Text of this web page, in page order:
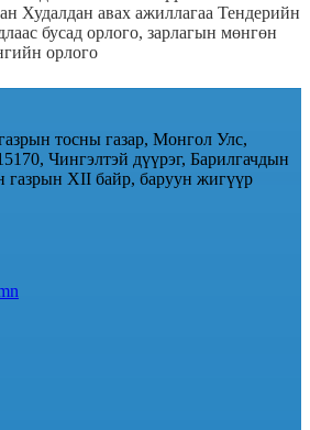
Худалдан авах ажиллагаа Тендерийн
бусад орлого, зарлагын мөнгөн
орлого
тосны газар, Монгол Улс,
Чингэлтэй дүүрэг, Барилгачдын
газрын XII байр, баруун жигүүр